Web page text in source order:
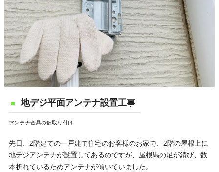
地デジ平面アンテナ設置工事
アンテナ金具の仮取り付け
先日、2階建ての一戸建て住宅のお客様のお家で、2階の屋根上に
地デジアンテナが設置してあるのですが、屋根馬の足が錆び、数
本折れているためアンテナが傾いていました。